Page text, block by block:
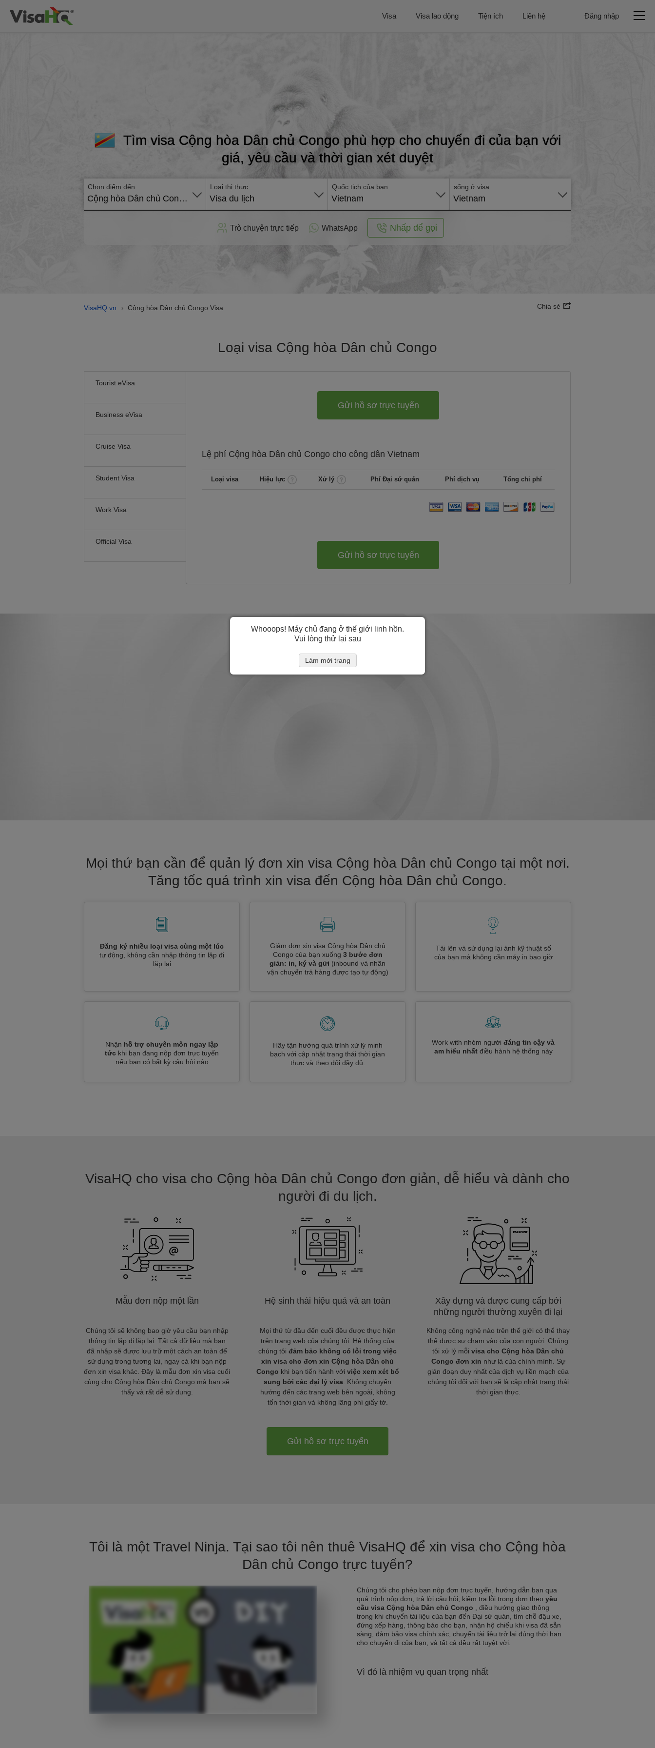
Visa Visa lao động Tiện ích Liên hệ Đăng nhập
Tìm visa Cộng hòa Dân chủ Congo phù hợp cho chuyến đi của bạn với
giá, yêu cầu và thời gian xét duyệt
Chọn điểm đến
Cộng hòa Dân chủ Congo
Loại thị thực
Visa du lịch
Quốc tịch của bạn
Vietnam
sống ở visa
Vietnam
Trò chuyện trực tiếp WhatsApp Nhấp để gọi
VisaHQ.vn › Cộng hòa Dân chủ Congo Visa Chia sẻ
Loại visa Cộng hòa Dân chủ Congo
Tourist eVisa
Business eVisa
Cruise Visa
Student Visa
Work Visa
Official Visa
Gửi hồ sơ trực tuyến
Lệ phí Cộng hòa Dân chủ Congo cho công dân Vietnam
Loại visa Hiệu lực Xử lý Phí Đại sứ quán Phí dịch vụ Tổng chi phí
Gửi hồ sơ trực tuyến
Mọi thứ bạn cần để quản lý đơn xin visa Cộng hòa Dân chủ Congo tại một nơi.
Tăng tốc quá trình xin visa đến Cộng hòa Dân chủ Congo.
Đăng ký nhiều loại visa cùng một lúc
tự động, không cần nhập thông tin lặp đi
lặp lại
Giảm đơn xin visa Cộng hòa Dân chủ
Congo của bạn xuống 3 bước đơn
giản: in, ký và gửi (inbound và nhãn
vận chuyển trả hàng được tạo tự động)
Tải lên và sử dụng lại ảnh kỹ thuật số
của bạn mà không cần máy in bao giờ
Nhận hỗ trợ chuyên môn ngay lập
tức khi bạn đang nộp đơn trực tuyến
nếu bạn có bất kỳ câu hỏi nào
Hãy tận hưởng quá trình xử lý minh
bạch với cập nhật trạng thái thời gian
thực và theo dõi đầy đủ.
Work with nhóm người đáng tin cậy và
am hiểu nhấtđiều hành hệ thống này
VisaHQ cho visa cho Cộng hòa Dân chủ Congo đơn giản, dễ hiểu và dành cho
người đi du lịch.
Mẫu đơn nộp một lần
Chúng tôi sẽ không bao giờ yêu cầu bạn nhập
thông tin lặp đi lặp lại. Tất cả dữ liệu mà bạn
đã nhập sẽ được lưu trữ một cách an toàn để
sử dụng trong tương lai, ngay cả khi bạn nộp
đơn xin visa khác. Đây là mẫu đơn xin visa cuối
cùng cho Cộng hòa Dân chủ Congo mà bạn sẽ
thấy và rất dễ sử dụng.
Hệ sinh thái hiệu quả và an toàn
Mọi thứ từ đầu đến cuối đều được thực hiện
trên trang web của chúng tôi. Hệ thống của
chúng tôi đảm bảo không có lỗi trong việc
xin visa cho đơn xin Cộng hòa Dân chủ
Congo khi bạn tiến hành với việc xem xét bổ
sung bởi các đại lý visa . Không chuyển
hướng đến các trang web bên ngoài, không
tốn thời gian và không lãng phí giấy tờ.
Xây dựng và được cung cấp bởi
những người thường xuyên đi lại
Không công nghệ nào trên thế giới có thể thay
thế được sự chạm vào của con người. Chúng
tôi xử lý mỗi visa cho Cộng hòa Dân chủ
Congo đơn xin như là của chính mình. Sự
gián đoạn duy nhất của dịch vụ liền mạch của
chúng tôi đối với bạn sẽ là cập nhật trạng thái
thời gian thực.
Gửi hồ sơ trực tuyến
Tôi là một Travel Ninja. Tại sao tôi nên thuê VisaHQ để xin visa cho Cộng hòa
Dân chủ Congo trực tuyến?
Chúng tôi cho phép bạn nộp đơn trực tuyến, hướng dẫn bạn qua
quá trình nộp đơn, trả lời câu hỏi, kiểm tra lỗi trong đơn theo yêu
cầu visa Cộng hòa Dân chủ Congo
, điều hướng giao thông
trong khi chuyển tài liệu của bạn đến Đại sứ quán, tìm chỗ đậu xe,
đứng xếp hàng, thông báo cho bạn, nhận hộ chiếu khi visa đã sẵn
sàng, đảm bảo visa chính xác, chuyển tài liệu trở lại đúng thời hạn
cho chuyến đi của bạn, và tất cả đều rất tuyệt vời.
Vì đó là nhiệm vụ quan trọng nhất
Whooops! Máy chủ đang ở thế giới linh hồn.
Vui lòng thử lại sau
Làm mới trang